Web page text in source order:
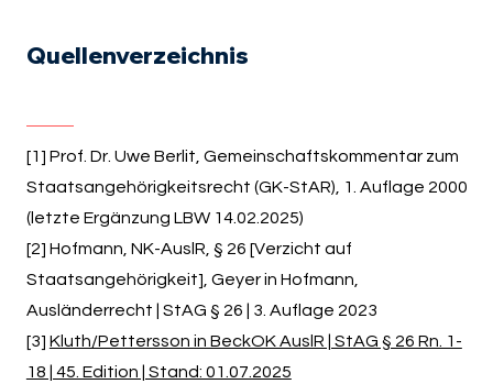
Quellenverzeichnis
[1] Prof. Dr. Uwe Berlit, Gemeinschaftskommentar zum
Staatsangehörigkeitsrecht (GK-StAR), 1. Auflage 2000
(letzte Ergänzung LBW 14.02.2025)
[2] Hofmann, NK-AuslR, § 26 [Verzicht auf
Staatsangehörigkeit], Geyer in Hofmann,
Ausländerrecht | StAG § 26 | 3. Auflage 2023
[3] Kluth/Pettersson in BeckOK AuslR | StAG § 26 Rn. 1-
18 | 45. Edition | Stand: 01.07.2025